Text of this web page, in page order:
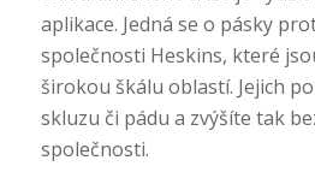
aplikace. Jedná se o pásky
společnosti Heskins, které
širokou škálu oblastí. Jejich
skluzu či pádu a zvýšíte tak
společnosti.